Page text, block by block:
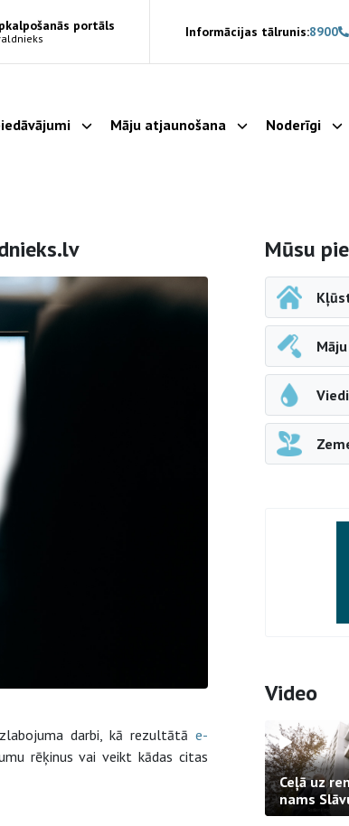
portāls Informācijas tālrunis:8900
Parādīt apakšizvēlni
Māju atjaunošana ParādītNoderīgi
darbi, kā rezultātāe-
rēķinus vai veikt kādas citas
Sāna
Mūsu
Video
Ceļā uz
nams